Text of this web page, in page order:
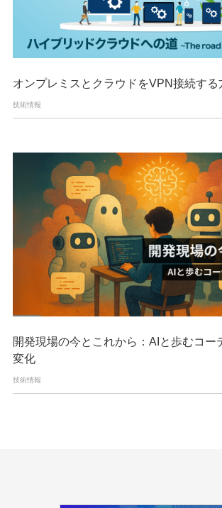
オンプレミスとクラウドをVPN接続する
技術情報
開発現場の今とこれから：AIと歩むコー
変化
技術情報